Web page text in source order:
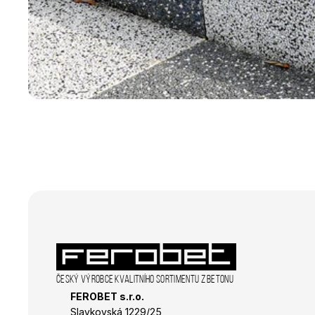
Český výrobce kvalitního sortimentu z betonu
FEROBET s.r.o.
Slavkovská 1229/25
sid
_fbp
_gcl_au